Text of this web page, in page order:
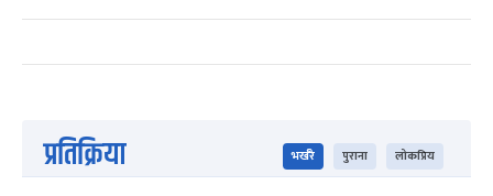
प्रतिक्रिया भर्खरै पुराना लोकप्रिय